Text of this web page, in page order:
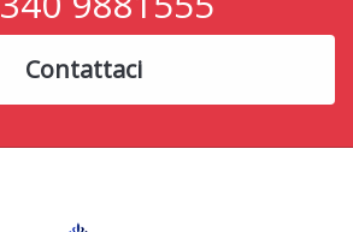
Contattaci